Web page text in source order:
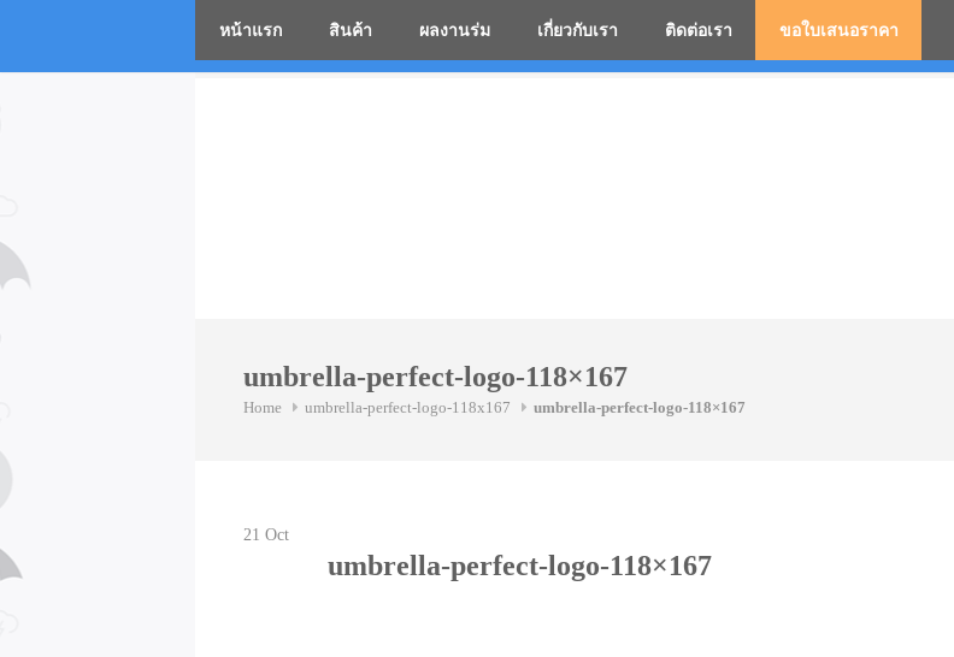
หน้าแรก สินค้า ผลงานร่ม เกี่ยวกับเรา ติดต่อเรา ขอใบเสนอราคา
umbrella-perfect-logo-118×167
Home umbrella-perfect-logo-118x167 umbrella-perfect-logo-118×167
21 Oct
umbrella-perfect-logo-118×167
โรงงานร่มสกรีนโลโก้ ร่มพรีเมี่ยม ร่มตอนเดียว ร่มกอ